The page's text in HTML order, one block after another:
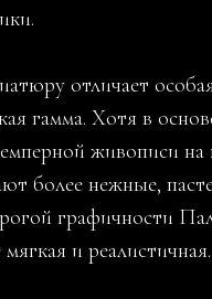
отличает
гамма. Хотя в
живописи на
более нежные,
графичности
и реалистичная.